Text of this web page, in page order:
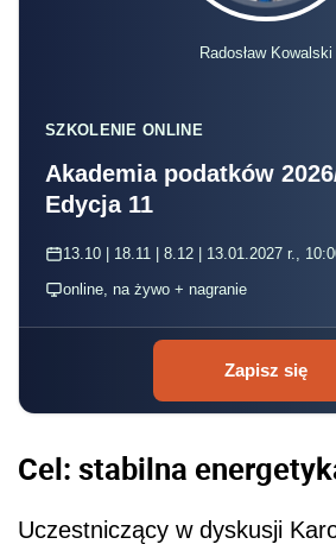
Radosław Kowalski
SZKOLENIE ONLINE
Akademia podatków
Edycja 11
13.10 | 18.11 | 8.12 | 13.01.2027 r.,
online, na żywo + nagranie
Zapisz się
Cel: stabilna
Uczestniczący w dyskusji